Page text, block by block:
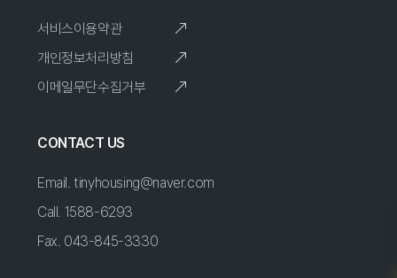
서비스이용약관
개인정보처리방침
이메일무단수집거부
CONTACT US
Email. tinyhousing@naver.com
Call. 1588-6293
Fax. 043-845-3330